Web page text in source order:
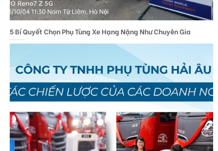
5 Bí Quyết Chọn Phụ Tùng Xe Hạng Nặng Như Chuyên Gia